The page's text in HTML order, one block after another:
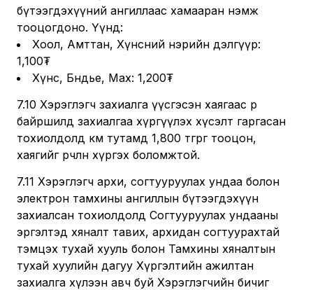
бүтээгдэхүүний ангиллаас хамааран нэмж
тооцогдоно. Үүнд:
Хоол, Амттан, Хүнсний нэрийн дэлгүүр:
1,100₮
Хүнс, Бөөндье, Мах: 1,200₮
7.10 Хэрэглэгч захиалга үүсгэсэн хаягаас өөр
байршилд захиалгаа хүргүүлэх хүсэлт гаргасан
тохиолдолд км тутамд 1,800 төгрөг тооцон,
хаягийг өөрчлөн хүргэх боломжтой.
7.11 Хэрэглэгч архи, согтууруулах ундаа болон
электрон тамхины ангиллын бүтээгдэхүүн
захиалсан тохиолдолд Согтууруулах ундааны
эргэлтэд хяналт тавих, архидан согтуурахтай
тэмцэх тухай хууль болон Тамхины хяналтын
тухай хуулийн дагуу Хүргэлтийн ажилтан
захиалга хүлээн авч буй Хэрэглэгчийн бичиг